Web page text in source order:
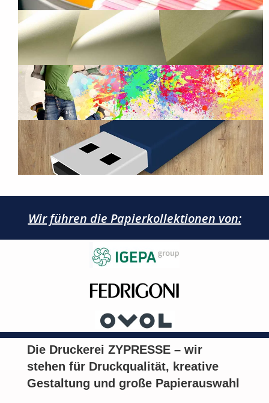
Wir führen die Papierkollektionen von:
Die Druckerei ZYPRESSE – wir
stehen für Druckqualität, kreative
Gestaltung und große Papierauswahl